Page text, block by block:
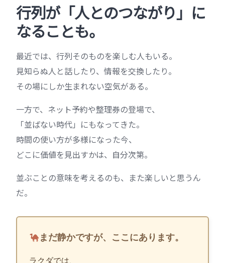
行列が「人とのつながり」に
なることも。
最近では、行列そのものを楽しむ人もいる。
見知らぬ人と話したり、情報を交換したり。
その場にしか生まれない空気がある。
一方で、ネット予約や整理券の登場で、
「並ばない時代」にもなってきた。
時間の使い方が多様になった今、
どこに価値を見出すかは、自分次第。
並ぶことの意味を考えるのも、また楽しいと思うん
だ。
まだ静かですが、ここにあります。
ラクダでは、